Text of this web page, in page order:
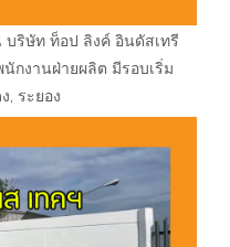
ริษัท ท็อป ลิงค์ อินดัสเทรี
กงานฝ่ายผลิต มีรอบเริ่ม
, ระยอง